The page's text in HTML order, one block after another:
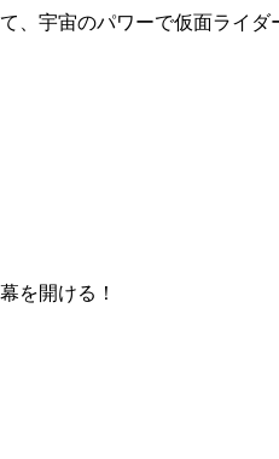
、宇宙のパワーで仮面ライダ
を開ける！